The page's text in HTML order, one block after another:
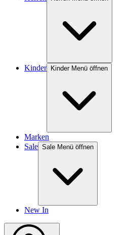
Kinder Kinder Menü öffnen
Marken
Sale Sale Menü öffnen
New In